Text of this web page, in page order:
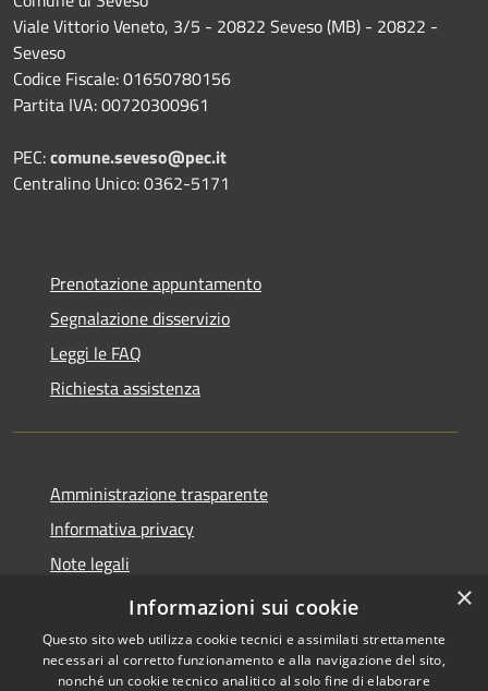
Viale Vittorio Veneto, 3/5 - 20822 Seveso (MB) - 20822 -
Seveso
Codice Fiscale: 01650780156
Partita IVA: 00720300961
PEC:comune.seveso@pec.it
Centralino Unico: 0362-5171
Prenotazione appuntamento
Segnalazione disservizio
Leggi le FAQ
Richiesta assistenza
Amministrazione trasparente
Informativa privacy
Note legali
Dichiarazione di accessibilità
×
Informazioni sui cookie
Questo sito web utilizza cookie tecnici e assimilati strettamente
necessari al corretto funzionamento e alla navigazione del sito,
nonché un cookie tecnico analitico al solo fine di elaborare